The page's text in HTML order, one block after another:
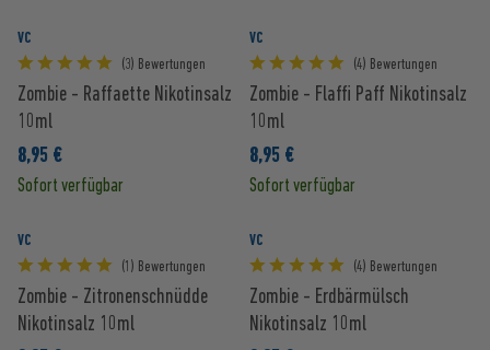
VC
(3) Bewertungen
Zombie - Raffaette Nikotinsalz
10ml
8,95 €
Sofort verfügbar
VC
(4) Bewertungen
Zombie - Flaffi Paff Nikotinsalz
10ml
8,95 €
Sofort verfügbar
VC
(1) Bewertungen
Zombie - Zitronenschnüdde
Nikotinsalz 10ml
VC
(4) Bewertungen
Zombie - Erdbärmülsch
Nikotinsalz 10ml